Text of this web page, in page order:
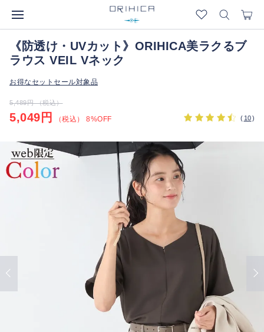
《防透け・UVカット》ORIHICA美ラクるブ
ラウス VEIL Vネック
お得なセットセール対象品
5,489円 （税込）
5,049円 （税込） 8%OFF ( 10)